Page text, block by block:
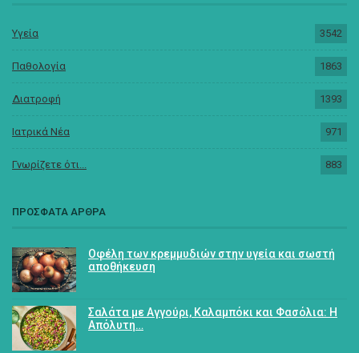
Υγεία 3542
Παθολογία 1863
Διατροφή 1393
Ιατρικά Νέα 971
Γνωρίζετε ότι... 883
ΠΡΟΣΦΑΤΑ ΑΡΘΡΑ
Οφέλη των κρεμμυδιών στην υγεία και σωστή
αποθήκευση
Σαλάτα με Αγγούρι, Καλαμπόκι και Φασόλια: Η
Απόλυτη…